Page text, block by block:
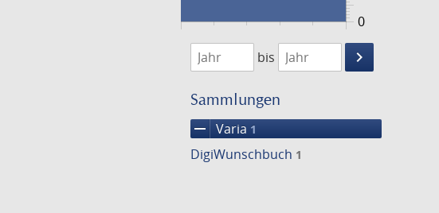
0
1645
1646
bis
keyboard_arrow_right
Suche
Sammlungen
remove Varia 1
DigiWunschbuch 1